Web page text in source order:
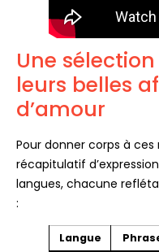
Une
leurs belles
d’amour
Pour donner corps à
récapitulatif
langues, chacune
:
Langue